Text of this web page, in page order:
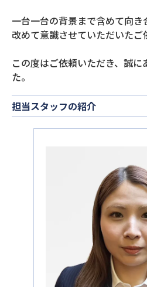
一台一台の背景まで含めて向き
改めて意識させていただいたご
この度はご依頼いただき、誠
た。
担当スタッフの紹介